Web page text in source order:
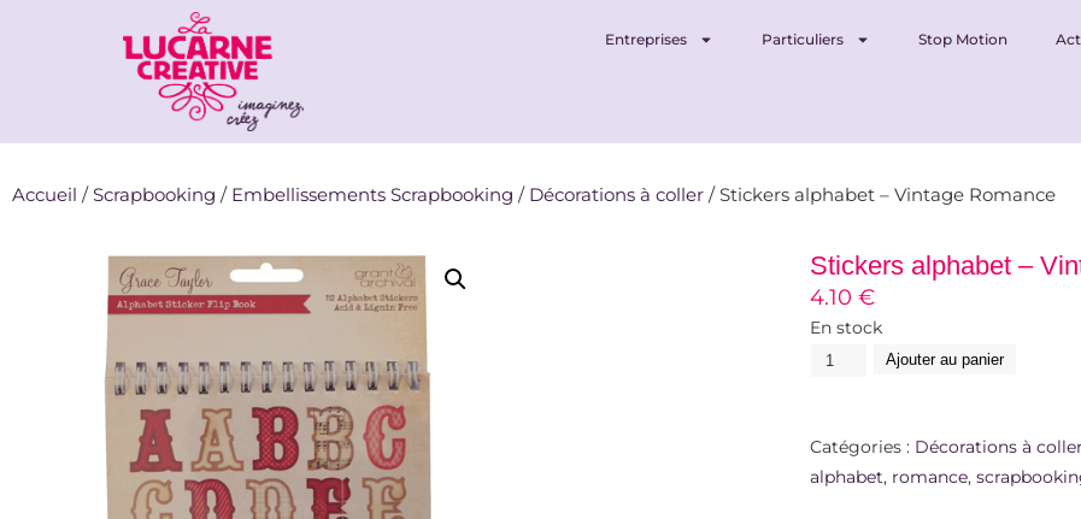
Entreprises Particuliers Stop Motion
Accueil /Scrapbooking / Embellissements Scrapbooking / Décorations à coller / Stickers alphabet – Vintage Romance
Stickers alphabet –
4.10 €
En stock
Ajouter au panier
Catégories : Décorations à coller
alphabet, romance,